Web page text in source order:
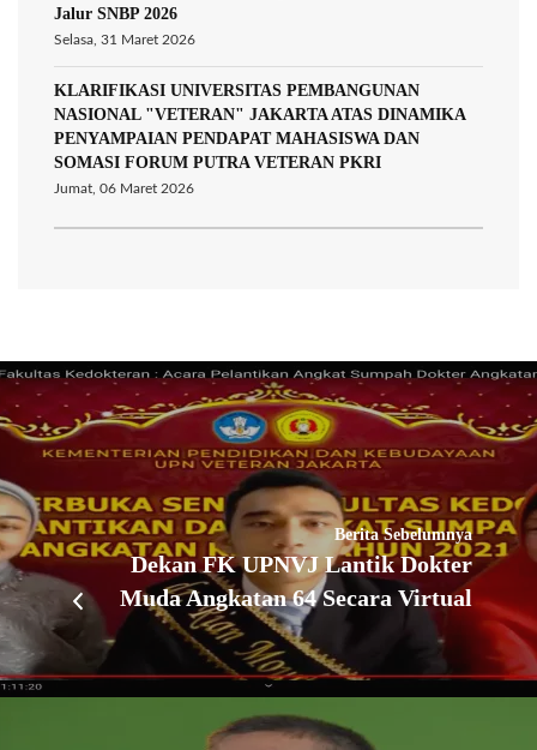
Jalur SNBP 2026
Selasa, 31 Maret 2026
KLARIFIKASI UNIVERSITAS PEMBANGUNAN
NASIONAL "VETERAN" JAKARTA ATAS DINAMIKA
PENYAMPAIAN PENDAPAT MAHASISWA DAN
SOMASI FORUM PUTRA VETERAN PKRI
Jumat, 06 Maret 2026
Berita Sebelumnya
Dekan FK UPNVJ Lantik Dokter
Muda Angkatan 64 Secara Virtual